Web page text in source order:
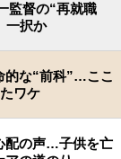
監督の“再就職
一択か
的な“前科”…ここ
ワケ
配の声…子供を亡